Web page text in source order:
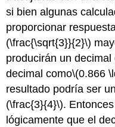
si bien algunas
proporcionar
(\frac{\sqrt{3}}{2}\)
producirán un decimal
decimal como\(0.866
resultado podría ser
(\frac{3}{4}\).
lógicamente que el